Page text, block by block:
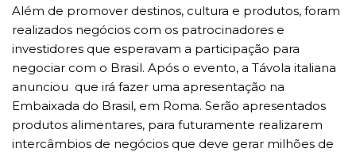
Além de promover destinos, cultura e produtos, foram
realizados negócios com os patrocinadores e
investidores que esperavam a participação para
negociar com o Brasil. Após o evento, a Távola italiana
anunciou que irá fazer uma apresentação na
Embaixada do Brasil, em Roma. Serão apresentados
produtos alimentares, para futuramente realizarem
intercâmbios de negócios que deve gerar milhões de